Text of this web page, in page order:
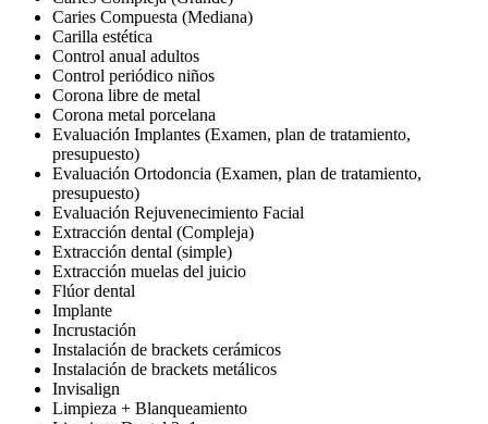
Caries Compuesta (Mediana)
Carilla estética
Control anual adultos
Control periódico niños
Corona libre de metal
Corona metal porcelana
Evaluación Implantes (Examen, plan de tratamiento,
presupuesto)
Evaluación Ortodoncia (Examen, plan de tratamiento,
presupuesto)
Evaluación Rejuvenecimiento Facial
Extracción dental (Compleja)
Extracción dental (simple)
Extracción muelas del juicio
Flúor dental
Implante
Incrustación
Instalación de brackets cerámicos
Instalación de brackets metálicos
Invisalign
Limpieza + Blanqueamiento